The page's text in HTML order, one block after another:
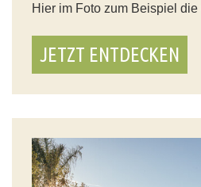
Hier im Foto zum Beispiel die
JETZT ENTDECKEN